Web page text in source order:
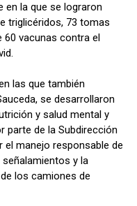
en la que se lograron
triglicéridos, 73 tomas
60 vacunas contra el
las que también
se desarrollaron
y salud mental y
parte de la Subdirección
el manejo responsable de
y la
los camiones de